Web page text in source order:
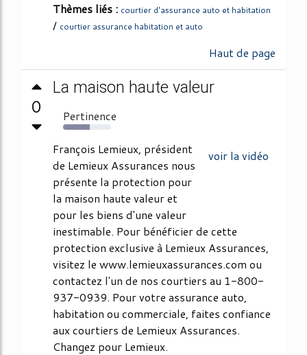
Thèmes liés : courtier d'assurance auto et habitation
/ courtier assurance habitation et auto
Haut de page
0
La maison haute valeur
Pertinence
56%
voir la vidéo
François Lemieux, président
de Lemieux Assurances nous
présente la protection pour
la maison haute valeur et
pour les biens d'une valeur
inestimable. Pour bénéficier de cette
protection exclusive à Lemieux Assurances,
visitez le www.lemieuxassurances.com ou
contactez l'un de nos courtiers au 1-800-
937-0939. Pour votre assurance auto,
habitation ou commerciale, faites confiance
aux courtiers de Lemieux Assurances.
Changez pour Lemieux.